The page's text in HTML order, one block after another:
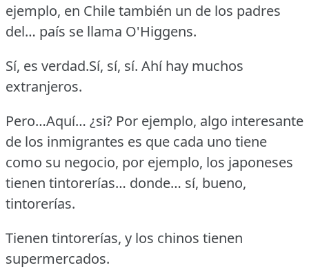
ejemplo, en Chile también un de los padres
del… país se llama O'Higgens.
Sí, es verdad.Sí, sí, sí. Ahí hay muchos
extranjeros.
Pero…Aquí… ¿si? Por ejemplo, algo interesante
de los inmigrantes es que cada uno tiene
como su negocio, por ejemplo, los japoneses
tienen tintorerías… donde… sí, bueno,
tintorerías.
Tienen tintorerías, y los chinos tienen
supermercados.